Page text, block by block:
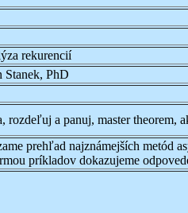
rekurencií
PhD
rozdeľuj a panuj, master theorem,
prehľad najznámejších metód
príkladov dokazujeme